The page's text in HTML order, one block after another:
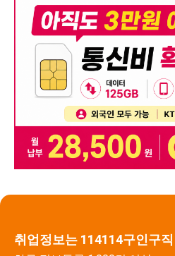
취업정보는 114114구인구직